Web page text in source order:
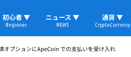
初心者 ▼
Beginner
ニュース ▼
NEWS
通貨 ▼
CryptoCurrency
オプションにApeCoin での支払いを受け入れ